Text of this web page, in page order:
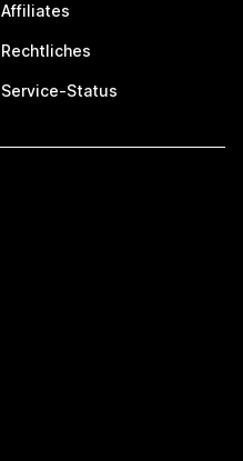
Affiliates
Rechtliches
Service-Status